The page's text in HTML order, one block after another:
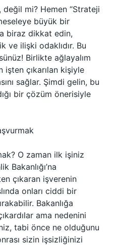
değil mi? Hemen “Strateji
büyük bir
biraz dikkat edin,
ve ilişki odaklıdır. Bu
Birlikte ağlayalım
işten çıkarılan kişiyle
sağlar. Şimdi gelin, bu
bir çözüm önerisiyle
O zaman ilk işiniz
Bakanlığı’na
çıkaran işverenin
onları ciddi bir
Bakanlığa
ama nedenini
tabi önce ne olduğunu
sizin işsizliğinizi